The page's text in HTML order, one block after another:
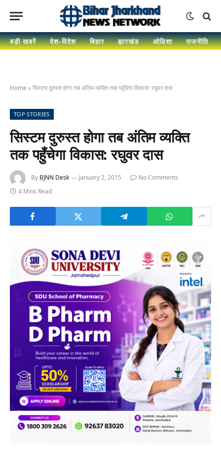
बड़ी खबरें देश-विदेश बिहार झारखंड ओडिशा राजनीति
Home »सिस्टम दुरुस्त होगा तब अंतिम व्यक्ति तक पहुँचेगा विकास: रघुवर दास
TOP STORIES
सिस्टम दुरुस्त होगा तब अंतिम व्यक्ति
तक पहुँचेगा विकास: रघुवर दास
By BJNN Desk January 2, 2015
No Comments
4 Mins Read